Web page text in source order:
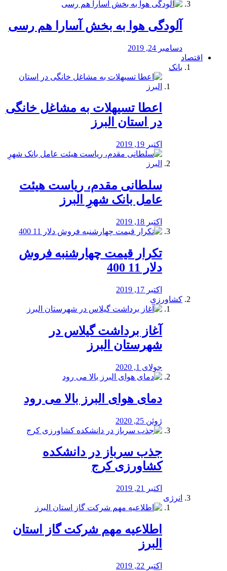
آلودگی هوا به بخش آسارا هم رسی
دسامبر 24, 2019
اقتصاد
بانک
️اعطا تسیهلات به مشاغل خانگی
در استان البرز
اکتبر 19, 2019
سلطانی مقدم، ریاست هیئت
عامل بانک شهرِ البرز
اکتبر 18, 2019
تکرار قیمت چهارشنبه فروش
دلار 11 400
اکتبر 17, 2019
کشاورزی
آغاز برداشت گیلاس در
شهرستان البرز
جولای 1, 2020
دمای هوای البرز بالا می رود
ژوئن 25, 2020
جذب سرباز در دانشکده
کشاورزی کرج
اکتبر 21, 2019
انرژی
️اطلاعیه مهم شرکت گاز استان
البرز
اکتبر 22, 2019